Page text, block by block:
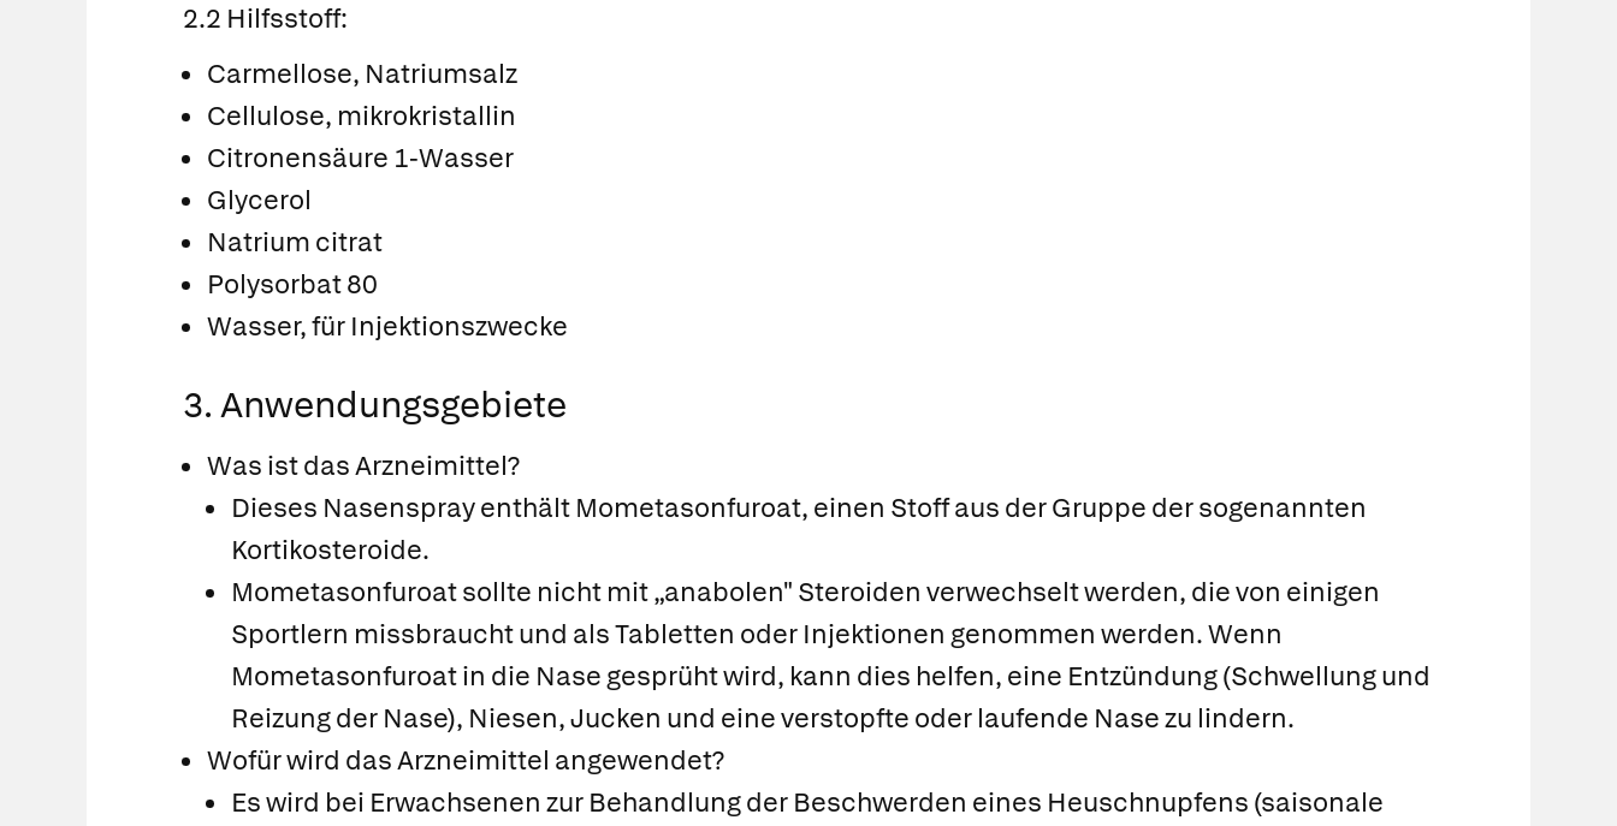
2.2 Hilfsstoff:
Carmellose, Natriumsalz
Cellulose, mikrokristallin
Citronensäure 1-Wasser
Glycerol
Natrium citrat
Polysorbat 80
Wasser, für Injektionszwecke
3. Anwendungsgebiete
Was ist das Arzneimittel?
Dieses Nasenspray enthält Mometasonfuroat, einen Stoff aus der Gruppe der sogenannten
Kortikosteroide.
Mometasonfuroat sollte nicht mit „anabolen" Steroiden verwechselt werden, die von einigen
Sportlern missbraucht und als Tabletten oder Injektionen genommen werden. Wenn
Mometasonfuroat in die Nase gesprüht wird, kann dies helfen, eine Entzündung (Schwellung und
Reizung der Nase), Niesen, Jucken und eine verstopfte oder laufende Nase zu lindern.
Wofür wird das Arzneimittel angewendet?
Es wird bei Erwachsenen zur Behandlung der Beschwerden eines Heuschnupfens (saisonale